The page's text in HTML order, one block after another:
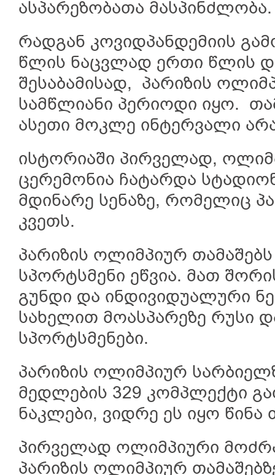
ასპარეზობათა მასპინძლობა.
რადგან კოვიდპანდემიის
წლის ნაცვლად ერთი წლის
შესაბამისად, პარიზის
სამწლიანი პერიოდი იყო.
ასეთი მოკლე ინტერვალი
ისტორიაში პირველად,
ცერემონია ჩატარდა
მდინარე სენაზე, რომელიც
კვეთს.
პარიზის ოლიმპიურ თამაშებს
სპორტსმენი ეწვია. მათ
გუნდი და ინდივიდუალური
სახელით მოასპარეზე რუსი
სპორტსმენები.
პარიზის ოლიმპიურ
მედლების 329 კომპლექტი
ნაკლები, ვიდრე ეს იყო წინა
პირველად ოლიმპიური
პარიზის ოლიმპიურ